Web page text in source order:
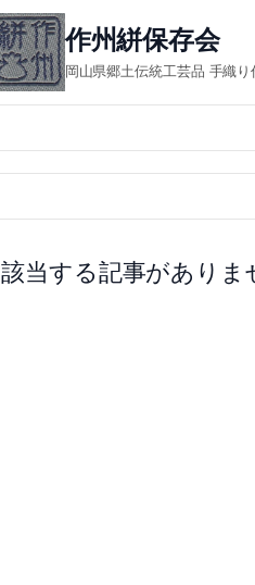
作州絣保
岡山県郷土伝統工芸品 手織
該当する記事がありま